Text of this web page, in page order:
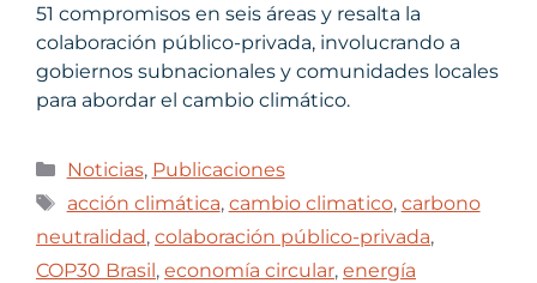
51 compromisos en seis áreas y resalta la
colaboración público-privada, involucrando a
gobiernos subnacionales y comunidades locales
para abordar el cambio climático.
Noticias, Publicaciones
acción climática, cambio climatico, carbono
neutralidad, colaboración público-privada,
COP30 Brasil, economía circular, energía